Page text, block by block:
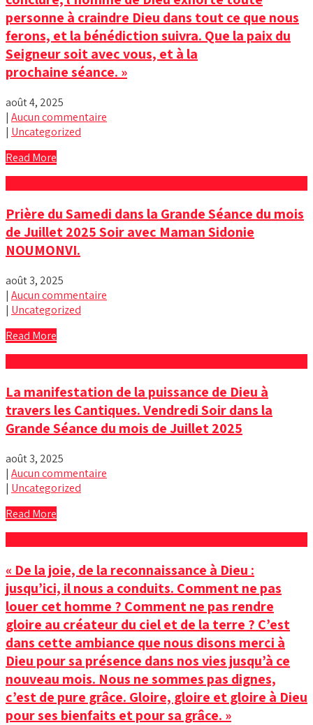
personne à craindre Dieu dans tout ce que nous
ferons, et la bénédiction suivra. Que la paix du
Seigneur soit avec vous, et à la
prochaine séance. »
août 4, 2025
| Aucun commentaire
| Uncategorized
Read More
Prière du Samedi dans la Grande Séance du mois
de Juillet 2025 Soir avec Maman Sidonie
NOUMONVI.
août 3, 2025
| Aucun commentaire
| Uncategorized
Read More
La manifestation de la puissance de Dieu à
travers les Cantiques. Vendredi Soir dans la
Grande Séance du mois de Juillet 2025
août 3, 2025
| Aucun commentaire
| Uncategorized
Read More
« De la joie, de la reconnaissance à Dieu :
jusqu’ici, il nous a conduits. Comment ne pas
louer cet homme ? Comment ne pas rendre
gloire au créateur du ciel et de la terre ? C’est
dans cette ambiance que nous disons merci à
Dieu pour sa présence dans nos vies jusqu’à ce
nouveau mois. Nous ne sommes pas dignes,
c’est de pure grâce. Gloire, gloire et gloire à Dieu
pour ses bienfaits et pour sa grâce. »